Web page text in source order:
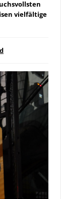
vielfältige